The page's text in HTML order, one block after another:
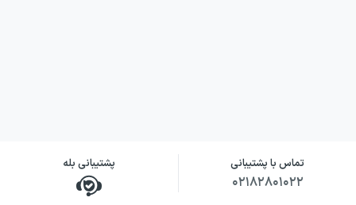
تماس با پشتیبانی
۰۲۱۸۲۸۰۱۰۲۲
پشتیبانی بله